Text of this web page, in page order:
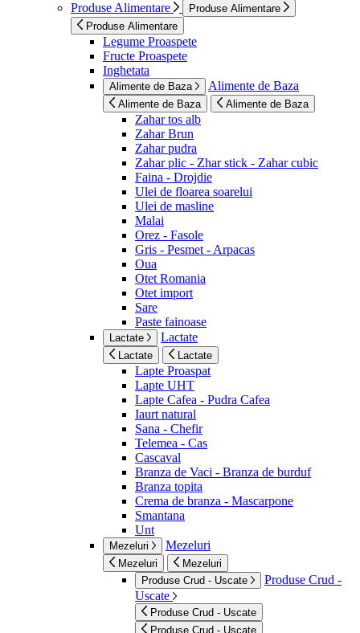
Produse Alimentare
Produse Alimentare
Produse Alimentare
Legume Proaspete
Fructe Proaspete
Inghetata
Alimente de Baza Alimente de Baza
Alimente de Baza Alimente de Baza
Zahar tos alb
Zahar Brun
Zahar pudra
Zahar plic - Zhar stick - Zahar cubic
Faina - Drojdie
Ulei de floarea soarelui
Ulei de masline
Malai
Orez - Fasole
Gris - Pesmet - Arpacas
Oua
Otet Romania
Otet import
Sare
Paste fainoase
Lactate Lactate
Lactate Lactate
Lapte Proaspat
Lapte UHT
Lapte Cafea - Pudra Cafea
Iaurt natural
Sana - Chefir
Telemea - Cas
Cascaval
Branza de Vaci - Branza de burduf
Branza topita
Crema de branza - Mascarpone
Smantana
Unt
Mezeluri Mezeluri
Mezeluri
Mezeluri
Produse Crud - Uscate
Produse Crud -
Uscate
Produse Crud - Uscate
Produse Crud - Uscate